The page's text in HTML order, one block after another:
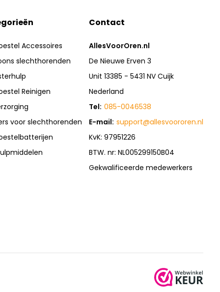
Accessoires
slechthorenden
Reinigen
voor slechthorenden
Contact
AllesVoorOren.nl
De Nieuwe Erven 3
Unit 13385 - 5431 NV Cuijk
Nederland
Tel: 085-0046538
E-mail: support@allesvoororen.nl
KvK: 97951226
BTW. nr: NL005299150B04
Gekwalificeerde medewerkers